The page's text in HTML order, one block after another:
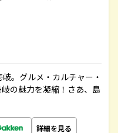
。グルメ・カルチャー・
の魅力を凝縮！さあ、島
詳細を見る